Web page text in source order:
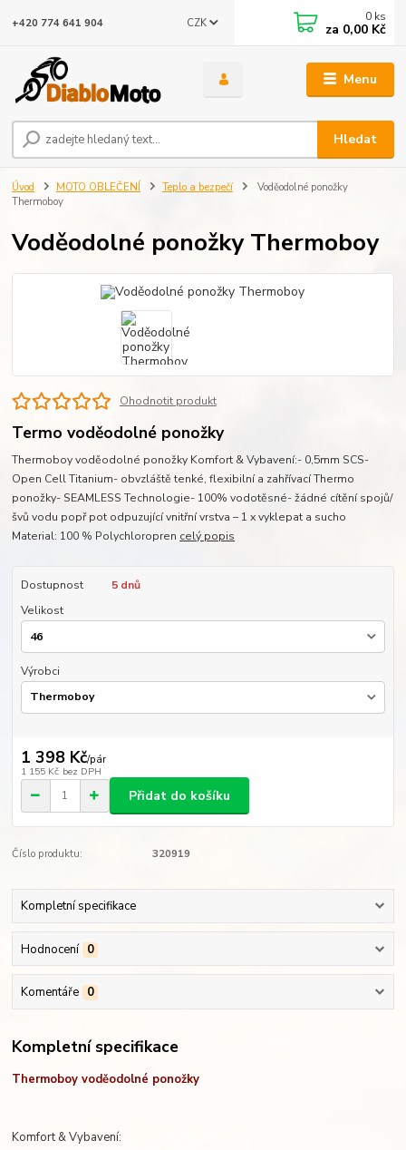
Menu
CZK
Hledat
+420 774 641 904 0 ks
za 0,00 Kč
Úvod MOTO OBLEČENÍ Teplo a bezpečí
Voděodolné ponožky
Thermoboy
Voděodolné ponožky Thermoboy
Ohodnotit produkt
Termo voděodolné ponožky
Thermoboy voděodolné ponožky Komfort & Vybavení:- 0,5mm SCS-
Open Cell Titanium- obvzláště tenké, flexibilní a zahřívací Thermo
ponožky- SEAMLESS Technologie- 100% vodotěsné- žádné cítění spojů/
švů vodu popř pot odpuzující vnitřní vrstva – 1 x vyklepat a sucho
Material: 100 % Polychloropren celý popis
Dostupnost
5 dnů
Velikost
Výrobci
1 398 Kč/pár
1 155 Kč bez DPH
Přidat do košíku
Číslo produktu: 320919
Kompletní specifikace
Hodnocení 0
Komentáře 0
Kompletní specifikace
Thermoboy voděodolné ponožky
Komfort & Vybavení: